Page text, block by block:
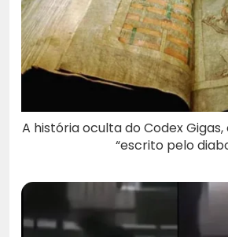
A história oculta do Codex
“escrito pelo